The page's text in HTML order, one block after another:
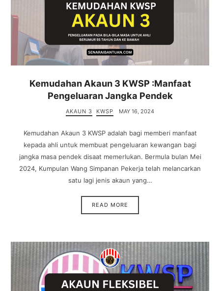
Kemudahan Akaun 3 KWSP :Manfaat
Pengeluaran Jangka Pendek
AKAUN 3 KWSP MAY 16, 2024
Kemudahan Akaun 3 KWSP adalah bagi memberi manfaat
kepada ahli untuk membuat pengeluaran kewangan bagi
jangka masa pendek disaat memerlukan. Bermula bulan Mei
2024, Kumpulan Wang Simpanan Pekerja telah melancarkan
satu lagi jenis akaun yang…
READ MORE